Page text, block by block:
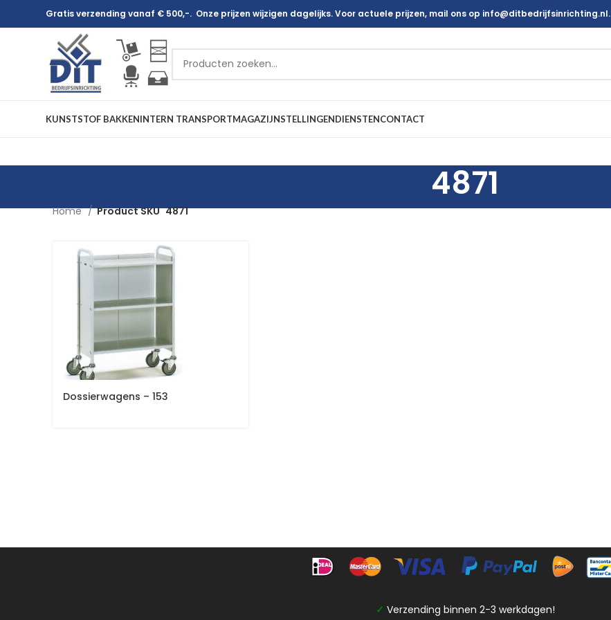
Gratis verzending vanaf € 500,-. Onze prijzen wijzigen dagelijks. Voor actuele prijzen, mail ons op info@ditbedrijfsinrichting.nl.
KUNSTSTOF BAKKENINTERN TRANSPORTMAGAZIJNSTELLINGENDIENSTENCONTACT
4871
Home Product SKU 4871
Dossierwagens – 153
✓ Verzending binnen 2-3 werkdagen!